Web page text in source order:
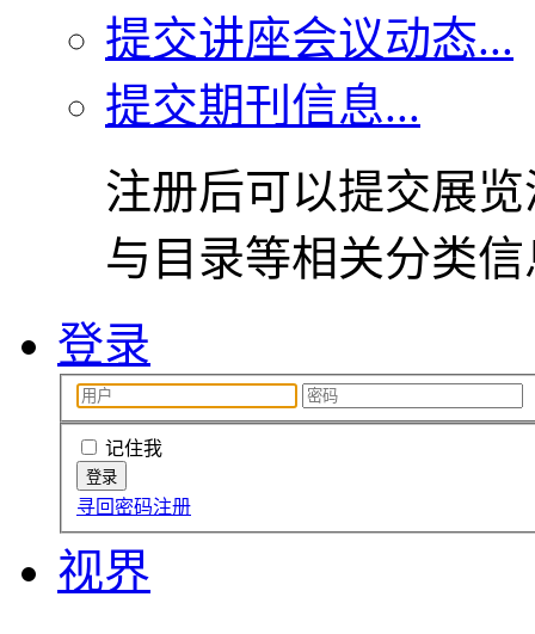
提交讲座会议动态...
提交期刊信息...
注册后可以提交展
与目录等相关分类
登录
记住我
寻回密码注册
视界